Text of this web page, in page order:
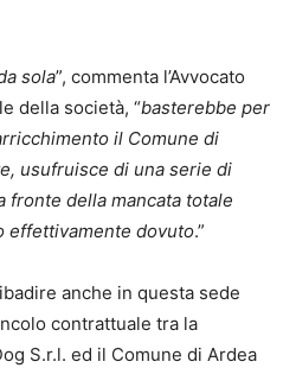
sola”, commenta l’Avvocato
della società, “basterebbe per
il Comune di
usufruisce di una serie di
fronte della mancata totale
effettivamente dovuto.”
anche in questa sede
contrattuale tra la
S.r.l. ed il Comune di Ardea